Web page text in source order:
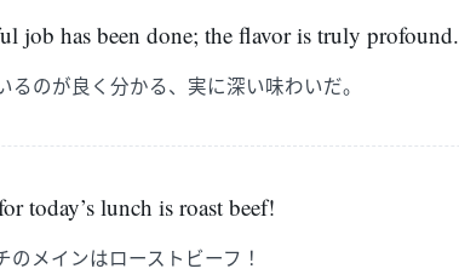
job has been done; the flavor is truly profound.
るのが良く分かる、実に深い味わいだ。
today’s lunch is roast beef!
メインはローストビーフ！